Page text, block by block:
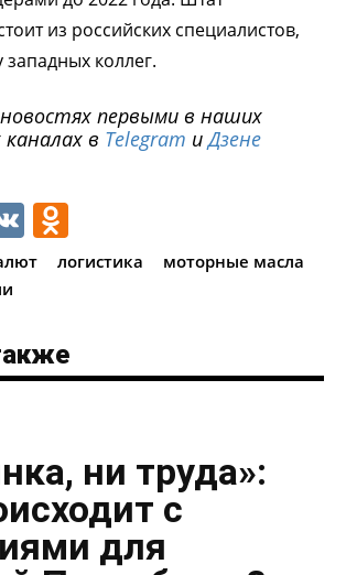
из российских специалистов,
коллег.
первыми в наших
в Telegram иДзене
VK
логистика
моторные масла
ни труда»:
с
для